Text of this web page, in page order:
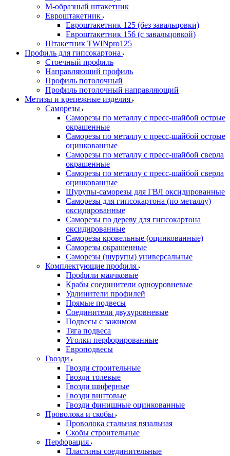
М-образный штакетник
Евроштакетник
Евроштакетник 125 (без завальцовки)
Евроштакетник 156 (с завальцовкой)
Штакетник TWINpro125
Профиль для гипсокартона
Стоечный профиль
Направляющий профиль
Профиль потолочный
Профиль потолочный направляющий
Метизы и крепежные изделия
Саморезы
Саморезы по металлу с пресс-шайбой острые
окрашенные
Саморезы по металлу с пресс-шайбой острые
оцинкованные
Саморезы по металлу с пресс-шайбой сверла
окрашенные
Саморезы по металлу с пресс-шайбой сверла
оцинкованные
Шурупы-саморезы для ГВЛ оксидированные
Саморезы для гипсокартона (по металлу)
оксидированные
Саморезы по дереву для гипсокартона
оксидированные
Саморезы кровельные (оцинкованные)
Саморезы окрашенные
Саморезы (шурупы) универсальные
Комплектующие профиля
Профили маячковые
Крабы соединители одноуровневые
Удлинители профилей
Прямые подвесы
Соединители двухуровневые
Подвесы с зажимом
Тяга подвеса
Уголки перфорированные
Европодвесы
Гвозди
Гвозди строительные
Гвозди толевые
Гвозди шиферные
Гвозди винтовые
Гвозди финишные оцинкованные
Проволока и скобы
Проволока стальная вязальная
Скобы строительные
Перфорация
Пластины соединительные